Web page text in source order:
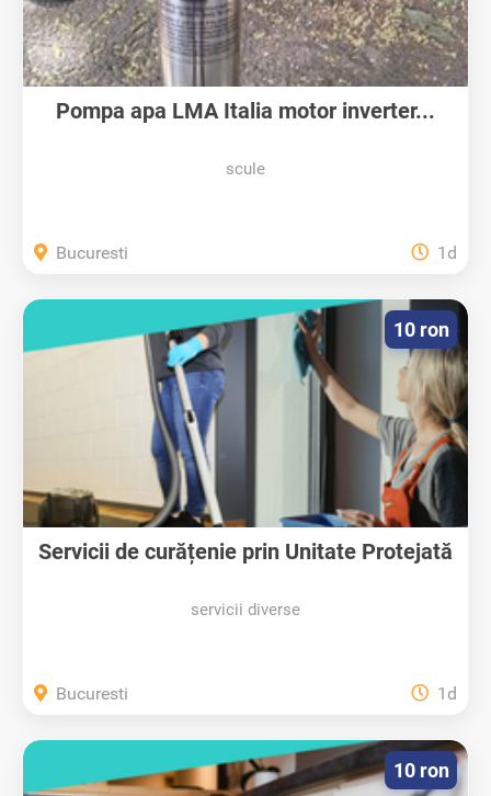
Pompa apa LMA Italia motor inverter...
scule
Bucuresti 1d
Servicii de curățenie prin Unitate Protejată
servicii diverse
10 ron
Bucuresti 1d
10 ron